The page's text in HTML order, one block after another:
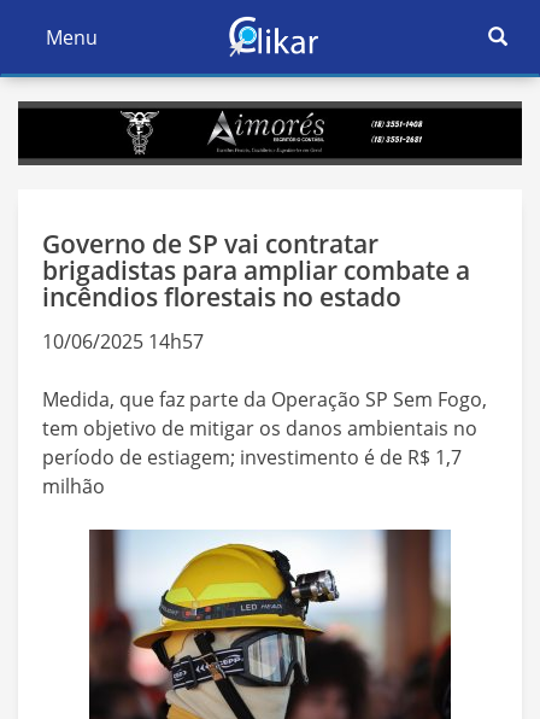
Ativar
Navegação
Menu
Ativar
Governo de SP vai contratar
brigadistas para ampliar combate a
incêndios florestais no estado
10/06/2025 14h57
Medida, que faz parte da Operação SP Sem Fogo,
tem objetivo de mitigar os danos ambientais no
período de estiagem; investimento é de R$ 1,7
milhão